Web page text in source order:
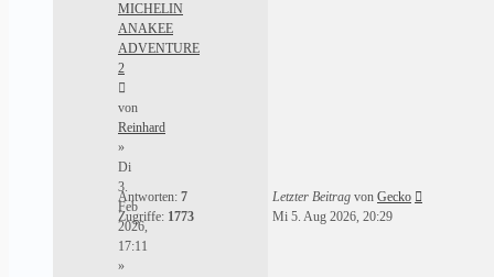
MICHELIN
ANAKEE
ADVENTURE
2
von
Reinhard
»
Di
3.
Feb
2026,
17:11
»
Antworten: 7
Zugriffe: 1773
Letzter Beitrag von Gecko
Mi 5. Aug 2026, 20:29